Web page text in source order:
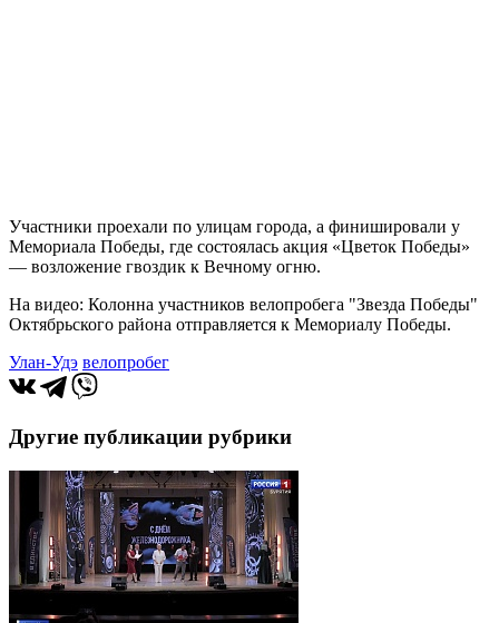
Участники проехали по улицам города, а финишировали у
Мемориала Победы, где состоялась акция «Цветок Победы»
— возложение гвоздик к Вечному огню.
На видео: Колонна участников велопробега "Звезда Победы"
Октябрьского района отправляется к Мемориалу Победы.
Улан-Удэ велопробег
Другие публикации рубрики